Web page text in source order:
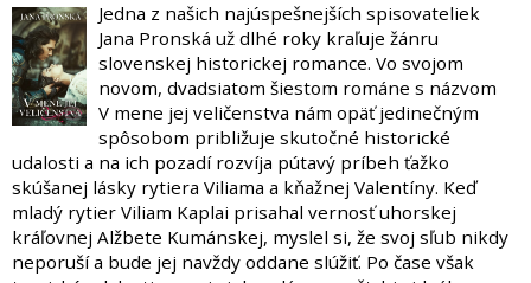
Jedna z našich najúspešnejších spisovateliek
Jana Pronská už dlhé roky kraľuje žánru
slovenskej historickej romance. Vo svojom
novom, dvadsiatom šiestom románe s názvom
V mene jej veličenstva nám opäť jedinečným
spôsobom približuje skutočné historické
udalosti a na ich pozadí rozvíja pútavý príbeh ťažko
skúšanej lásky rytiera Viliama a kňažnej Valentíny. Keď
mladý rytier Viliam Kaplai prisahal vernosť uhorskej
kráľovnej Alžbete Kumánskej, myslel si, že svoj sľub nikdy
neporuší a bude jej navždy oddane slúžiť. Po čase však